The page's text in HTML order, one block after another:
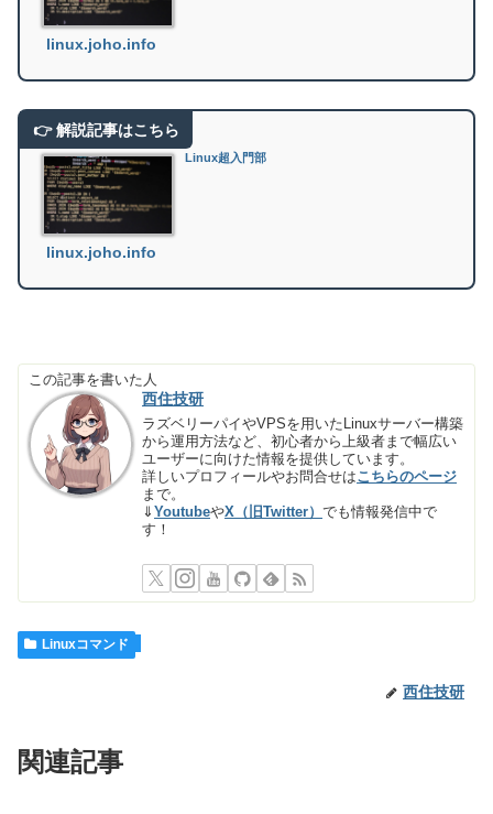
linux.joho.info
Linux超入門部
linux.joho.info
この記事を書いた人
西住技研
ラズベリーパイやVPSを用いたLinuxサーバー構築
から運用方法など、初心者から上級者まで幅広い
ユーザーに向けた情報を提供しています。
詳しいプロフィールやお問合せはこちらのページ
まで。
⇓YoutubeやX（旧Twitter）でも情報発信中で
す！
Linuxコマンド
西住技研
関連記事